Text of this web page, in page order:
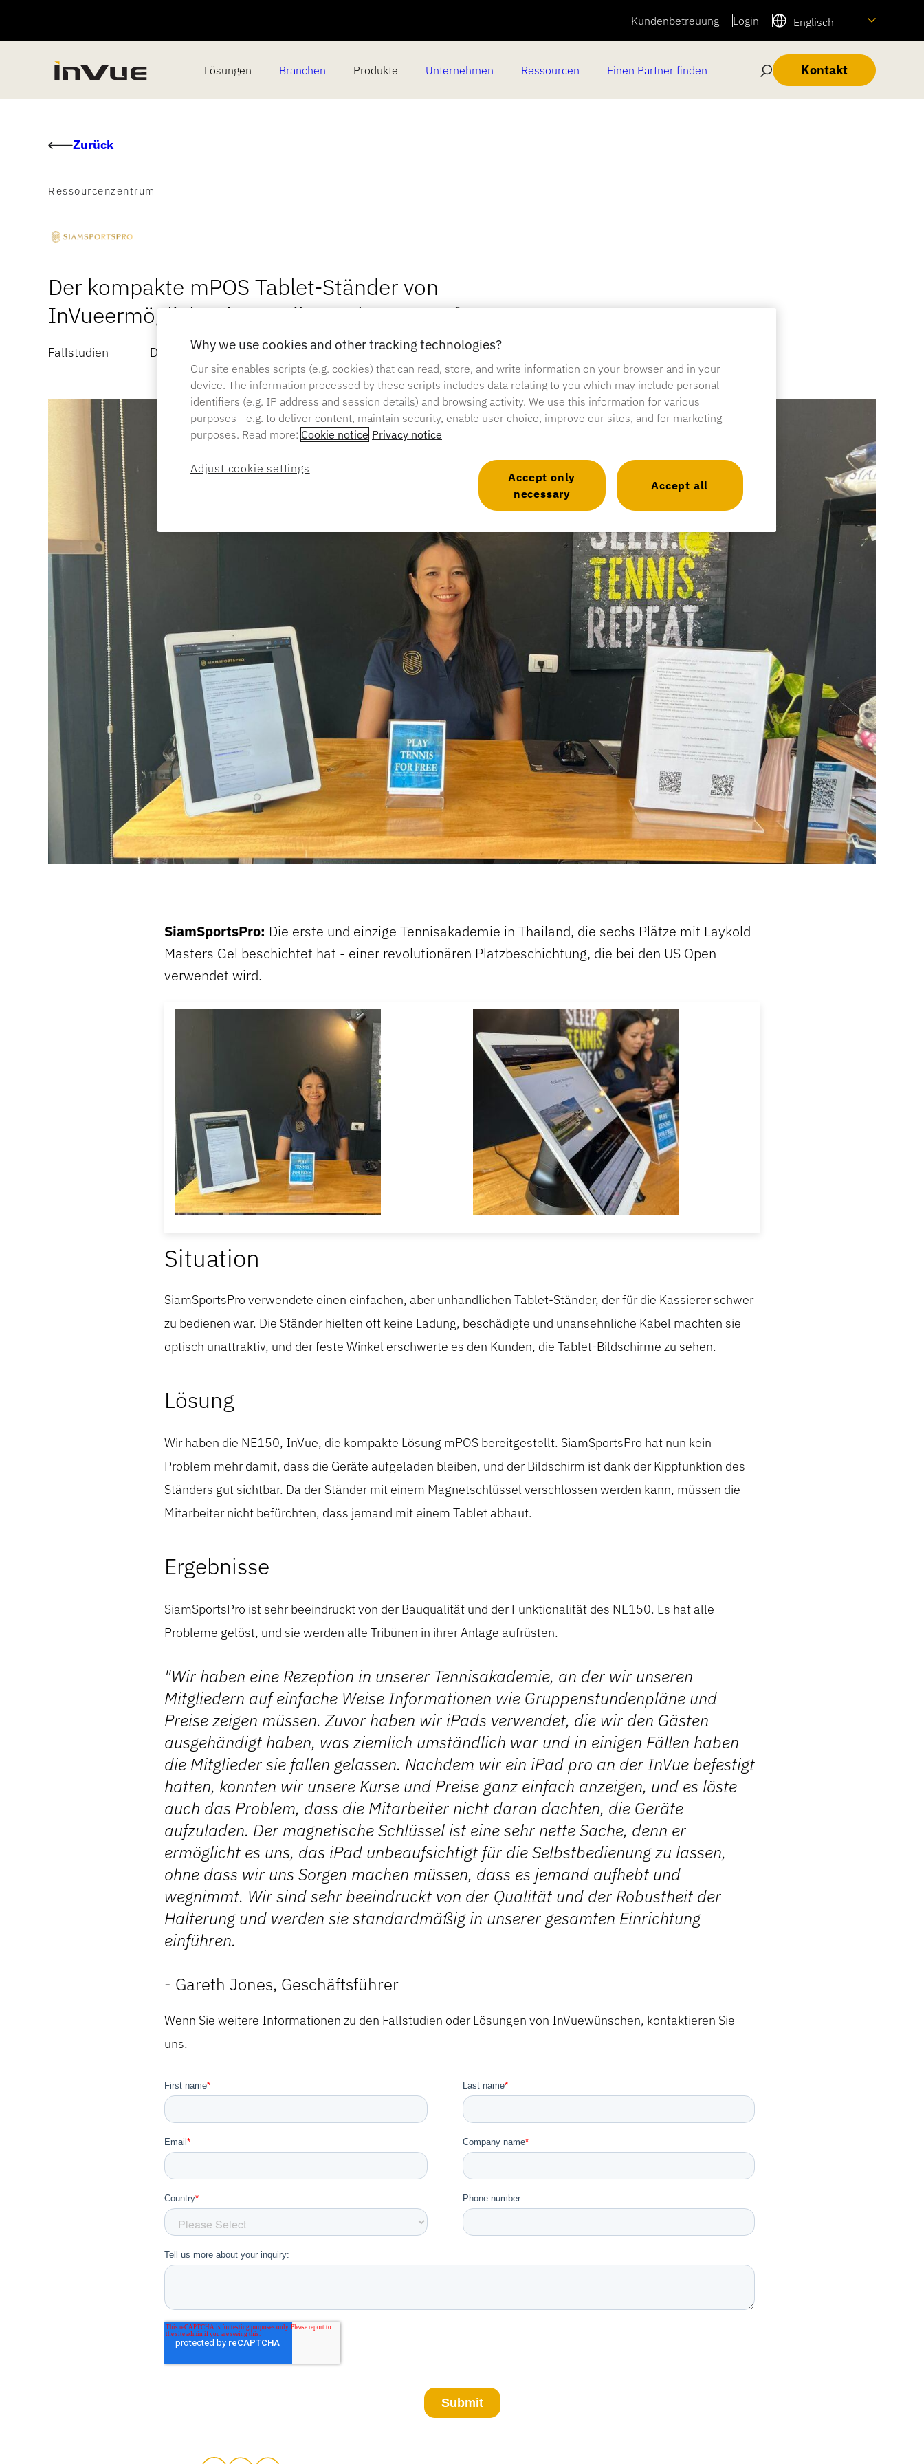
Kundenbetreuung Login Englisch
Lösungen Branchen Produkte Unternehmen Ressourcen Einen Partner finden Kontakt
Zurück
Ressourcenzentrum
Der kompakte mPOS Tablet-Ständer von
InVueermöglicht einen reibungslosen Kaufprozess.
Fallstudien Datum:DEZ 05 2023 Lesezeit: 2 Minuten
SiamSportsPro: Die erste und einzige Tennisakademie in Thailand, die sechs Plätze mit Laykold
Masters Gel beschichtet hat - einer revolutionären Platzbeschichtung, die bei den US Open
verwendet wird.
Situation
SiamSportsPro verwendete einen einfachen, aber unhandlichen Tablet-Ständer, der für die Kassierer schwer
zu bedienen war. Die Ständer hielten oft keine Ladung, beschädigte und unansehnliche Kabel machten sie
optisch unattraktiv, und der feste Winkel erschwerte es den Kunden, die Tablet-Bildschirme zu sehen.
Lösung
Wir haben die NE150, InVue, die kompakte Lösung mPOS bereitgestellt. SiamSportsPro hat nun kein
Problem mehr damit, dass die Geräte aufgeladen bleiben, und der Bildschirm ist dank der Kippfunktion des
Ständers gut sichtbar. Da der Ständer mit einem Magnetschlüssel verschlossen werden kann, müssen die
Mitarbeiter nicht befürchten, dass jemand mit einem Tablet abhaut.
Ergebnisse
SiamSportsPro ist sehr beeindruckt von der Bauqualität und der Funktionalität des NE150. Es hat alle
Probleme gelöst, und sie werden alle Tribünen in ihrer Anlage aufrüsten.
"Wir haben eine Rezeption in unserer Tennisakademie, an der wir unseren
Mitgliedern auf einfache Weise Informationen wie Gruppenstundenpläne und
Preise zeigen müssen. Zuvor haben wir iPads verwendet, die wir den Gästen
ausgehändigt haben, was ziemlich umständlich war und in einigen Fällen haben
die Mitglieder sie fallen gelassen. Nachdem wir ein iPad pro an der InVue befestigt
hatten, konnten wir unsere Kurse und Preise ganz einfach anzeigen, und es löste
auch das Problem, dass die Mitarbeiter nicht daran dachten, die Geräte
aufzuladen. Der magnetische Schlüssel ist eine sehr nette Sache, denn er
ermöglicht es uns, das iPad unbeaufsichtigt für die Selbstbedienung zu lassen,
ohne dass wir uns Sorgen machen müssen, dass es jemand aufhebt und
wegnimmt. Wir sind sehr beeindruckt von der Qualität und der Robustheit der
Halterung und werden sie standardmäßig in unserer gesamten Einrichtung
einführen.
- Gareth Jones, Geschäftsführer
Wenn Sie weitere Informationen zu den Fallstudien oder Lösungen von InVuewünschen, kontaktieren Sie
uns.
Why we use cookies and other tracking technologies?
Our site enables scripts (e.g. cookies) that can read, store, and write information on your browser and in your
device. The information processed by these scripts includes data relating to you which may include personal
identifiers (e.g. IP address and session details) and browsing activity. We use this information for various
purposes - e.g. to deliver content, maintain security, enable user choice, improve our sites, and for marketing
purposes. Read more: Cookie notice Privacy notice
Adjust cookie settings
Accept only
necessary
Accept all